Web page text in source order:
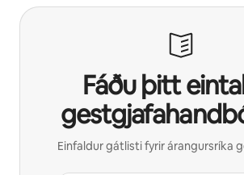
Fáðu þitt
Einfaldur gátlisti fyrir árangursríka